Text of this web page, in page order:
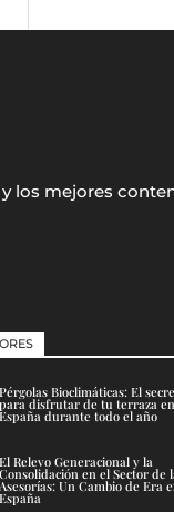
los mejores
Pérgolas Bioclimáticas: El
para disfrutar de tu terraza en
España durante todo el año
El Relevo Generacional y la
Consolidación en el Sector de
Asesorías: Un Cambio de Era
España